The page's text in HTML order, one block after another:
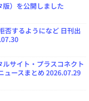
）を公開しました
否するようになど 日刊出
サイト・プラスコネクト
ュースまとめ 2026.07.29